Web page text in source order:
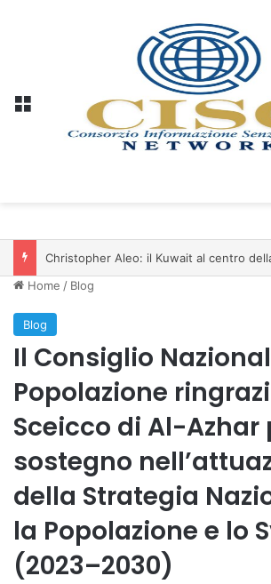
Home / Blog
Blog
Il Consiglio
Popolazione
Sceicco di Al-Azhar
sostegno
della Strategia
la Popolazione e lo
(2023–2030)